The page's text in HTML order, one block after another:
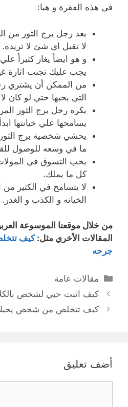
في هذه الفقرة و هيا:
يعد رجل برج الثور من
لا تقبل اي شئ لا تريده.
و هو ايضاً يغار كثيراً
يجب عليك تجنب اثارة
من الممكن أن يشتري
التي يحبها حتي لو كان
يكره رجل برج الثور
يسامحها علي خيانتها
يحشي شخصية برج
ما في وسعه للوصول
يحب التسوق في
كل ما يملك.
لا يتسامح في الكثير من
الخيانه و الكذب و الغدر.
من خلال موقعنا الموسوعة
المقالات الأخري مثل:كيف
جرحه
التصنيفات
مقالات عامة
كيف اثبت حبي لشخص
كيف تتخلص من شخص
أضف تعليق